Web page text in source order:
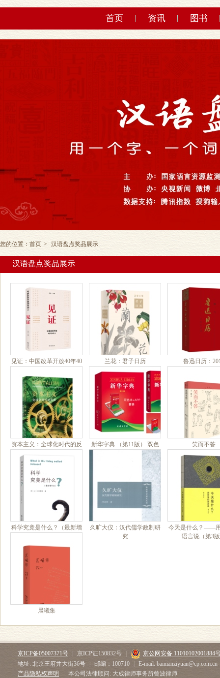
首页 资讯 图书
您的位置： 首页 > 汉语盘点奖品展示
汉语盘点奖品展示
见证：中国改革开放40年40
兰花：君子日历 鲁迅日历：
资本主义：全球化时代的反
新华字典 （第11版） 双色
笑而不答
科学究竟是什么？（最新增
久旷大仪：汉代儒学政制研
究
今天是什么？——
语言说（第3
晨曦集
京ICP备05007371号 京ICP证150832号
京公网安备 11010102001884
地址: 北京王府井大街36号
邮编：100710
E-mail: bainianziyuan@cp.com.cn
产品隐私权声明
本公司法律顾问: 大成律师事务所曾波律师